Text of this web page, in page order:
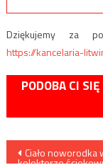
Dziękujemy za
https://kancelaria-
PODOBA CI
Nawigacja
Ciało noworodka